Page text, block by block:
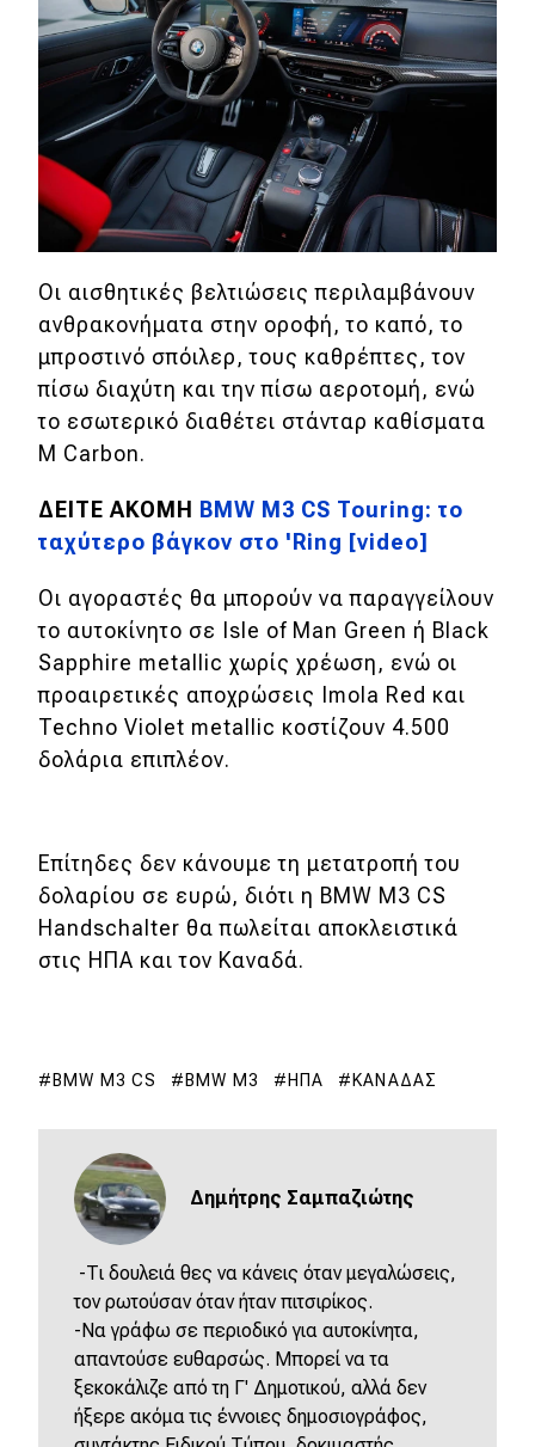
Οι αισθητικές βελτιώσεις περιλαμβάνουν
ανθρακονήματα στην οροφή, το καπό, το
μπροστινό σπόιλερ, τους καθρέπτες, τον
πίσω διαχύτη και την πίσω αεροτομή, ενώ
το εσωτερικό διαθέτει στάνταρ καθίσματα
M Carbon.
ΔΕΙΤΕ ΑΚΟΜΗ BMW M3 CS Touring: το
ταχύτερο βάγκον στο 'Ring [video]
Οι αγοραστές θα μπορούν να παραγγείλουν
το αυτοκίνητο σε Isle of Man Green ή Black
Sapphire metallic χωρίς χρέωση, ενώ οι
προαιρετικές αποχρώσεις Imola Red και
Techno Violet metallic κοστίζουν 4.500
δολάρια επιπλέον.
Επίτηδες δεν κάνουμε τη μετατροπή του
δολαρίου σε ευρώ, διότι η BMW M3 CS
Handschalter θα πωλείται αποκλειστικά
στις ΗΠΑ και τον Καναδά.
BMW M3 CS BMW M3 ΗΠΑ ΚΑΝΑΔΆΣ
Δημήτρης Σαμπαζιώτης
-Τι δουλειά θες να κάνεις όταν μεγαλώσεις,
τον ρωτούσαν όταν ήταν πιτσιρίκος.
-Να γράφω σε περιοδικό για αυτοκίνητα,
απαντούσε ευθαρσώς. Μπορεί να τα
ξεκοκάλιζε από τη Γ' Δημοτικού, αλλά δεν
ήξερε ακόμα τις έννοιες δημοσιογράφος,